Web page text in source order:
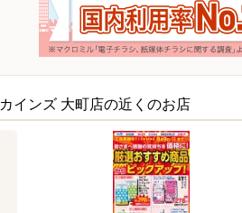
カインズ 大町店の近くのお店